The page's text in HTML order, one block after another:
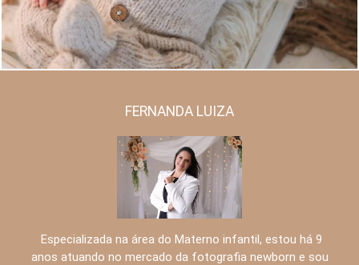
FERNANDA LUIZA
Especializada na área do Materno infantil, estou há 9
anos atuando no mercado da fotografia newborn e sou